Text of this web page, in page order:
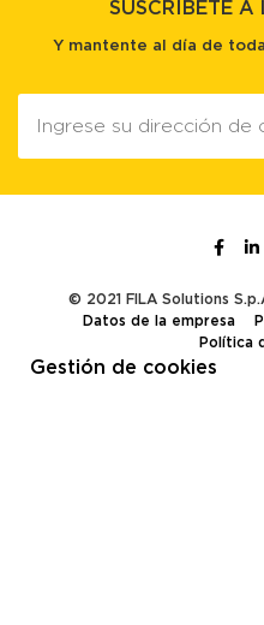
SUSCRÍBETE A
Y mantente al día de
© 2021 FILA Solutions
Datos de la empresa
Política
Gestión de cookies